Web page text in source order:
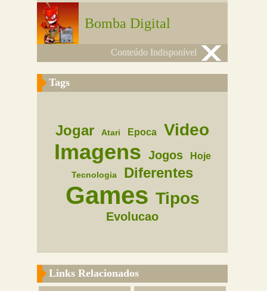
Bomba Digital
Conteúdo Indisponível
Tags
Jogar Atari Epoca Video
Imagens Jogos Hoje
Tecnologia Diferentes
Games Tipos
Evolucao
Links Relacionados